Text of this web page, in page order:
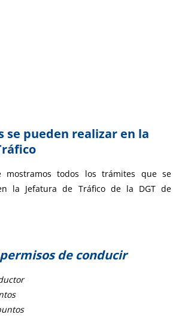
se pueden realizar en la
mostramos todos los trámites que se
la Jefatura de Tráfico de la DGT de
de conducir